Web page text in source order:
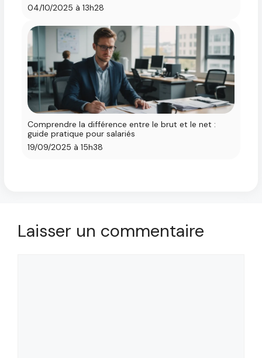
04/10/2025 à 13h28
Comprendre la différence entre le brut et le net :
guide pratique pour salariés
19/09/2025 à 15h38
Laisser un commentaire